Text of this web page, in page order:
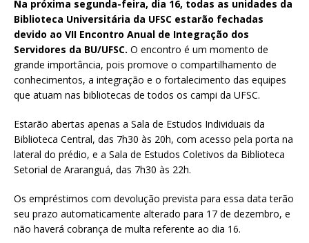
Na próxima segunda-feira, dia 16, todas as unidades da
Biblioteca Universitária da UFSC estarão fechadas
devido ao VII Encontro Anual de Integração dos
Servidores da BU/UFSC. O encontro é um momento de
grande importância, pois promove o compartilhamento de
conhecimentos, a integração e o fortalecimento das equipes
que atuam nas bibliotecas de todos os campi da UFSC.
Estarão abertas apenas a Sala de Estudos Individuais da
Biblioteca Central, das 7h30 às 20h, com acesso pela porta na
lateral do prédio, e a Sala de Estudos Coletivos da Biblioteca
Setorial de Araranguá, das 7h30 às 22h.
Os empréstimos com devolução prevista para essa data terão
seu prazo automaticamente alterado para 17 de dezembro, e
não haverá cobrança de multa referente ao dia 16.